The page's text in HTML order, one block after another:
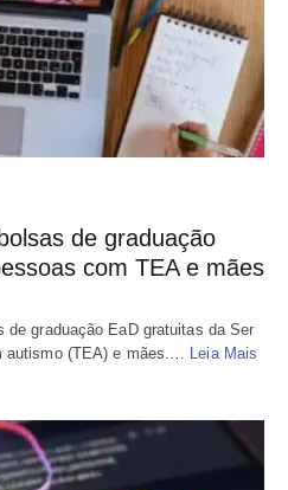
de graduação
com TEA e mães
de graduação EaD gratuitas da Ser
autismo (TEA) e mães.… Leia Mais